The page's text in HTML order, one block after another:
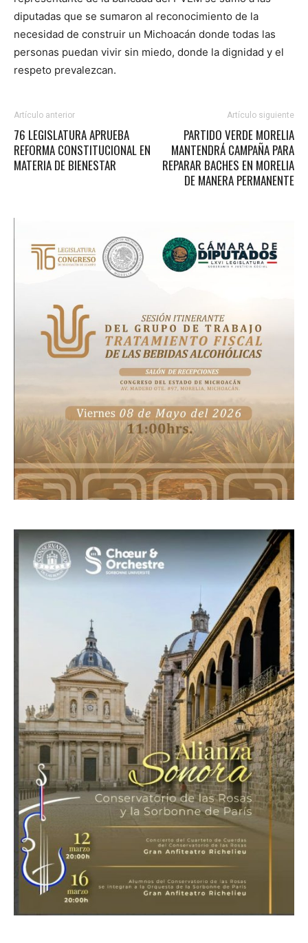
diputadas que se sumaron al reconocimiento de la
necesidad de construir un Michoacán donde todas las
personas puedan vivir sin miedo, donde la dignidad y el
respeto prevalezcan.
Artículo anterior
76 LEGISLATURA APRUEBA
REFORMA CONSTITUCIONAL EN
MATERIA DE BIENESTAR
Artículo siguiente
PARTIDO VERDE MORELIA
MANTENDRÁ CAMPAÑA PARA
REPARAR BACHES EN MORELIA
DE MANERA PERMANENTE